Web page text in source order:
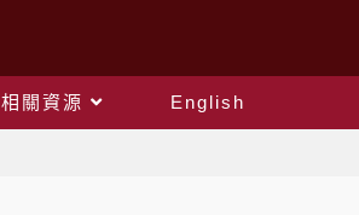
相關資源
English